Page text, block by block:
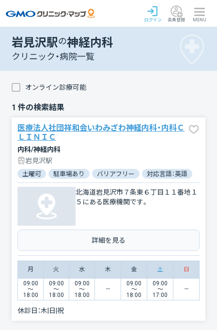
ログイン 会員登録 MENU
岩見沢駅の神経内科
クリニック・病院一覧
オンライン診療可能
1 件の検索結果
医療法人社団祥和会いわみざわ神経内科・内科Ｃ
ＬＩＮＩＣ
内科/神経内科
岩見沢駅
土曜可 駐車場あり バリアフリー 対応言語：英語
北海道岩見沢市７条東６丁目１１番地１
５にある医療機関です。
詳細を見る
月 火 水 木 金 土 日
09:00
〜
18:00
09:00
〜
18:00
09:00
〜
18:00
09:00
〜
18:00
09:00
〜
17:00
休診日：木|日|祝